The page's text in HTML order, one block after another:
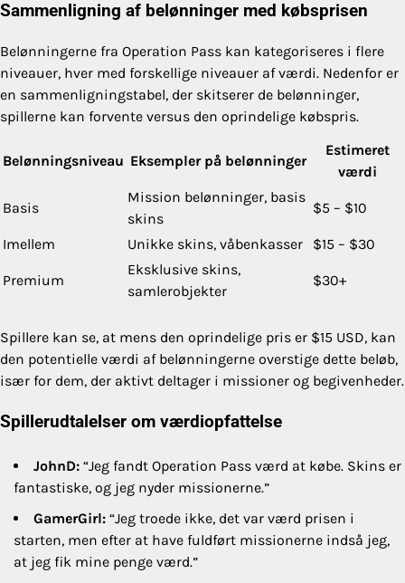
Sammenligning af belønninger med købsprisen
Belønningerne fra Operation Pass kan kategoriseres i flere
niveauer, hver med forskellige niveauer af værdi. Nedenfor er
en sammenligningstabel, der skitserer de belønninger,
spillerne kan forvente versus den oprindelige købspris.
Belønningsniveau Eksempler på belønninger
Estimeret
værdi
Basis
Mission belønninger, basis
skins
$5 – $10
Imellem Unikke skins, våbenkasser $15 – $30
Premium
Eksklusive skins,
samlerobjekter
$30+
Spillere kan se, at mens den oprindelige pris er $15 USD, kan
den potentielle værdi af belønningerne overstige dette beløb,
især for dem, der aktivt deltager i missioner og begivenheder.
Spillerudtalelser om værdiopfattelse
JohnD: “Jeg fandt Operation Pass værd at købe. Skins er
fantastiske, og jeg nyder missionerne.”
GamerGirl: “Jeg troede ikke, det var værd prisen i
starten, men efter at have fuldført missionerne indså jeg,
at jeg fik mine penge værd.”